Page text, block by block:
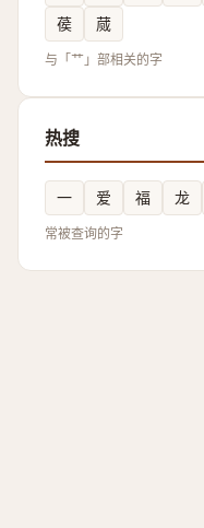
葔
蒇
与「艹」部相关的字
热搜
一 爱 福 龙
常被查询的字